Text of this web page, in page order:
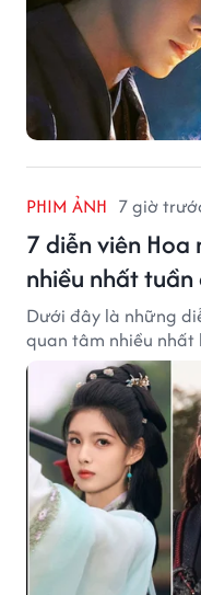
PHIM ẢNH 7 giờ
7 diễn viên
nhiều nhất tuần
Dưới đây là những
quan tâm nhiều nhất